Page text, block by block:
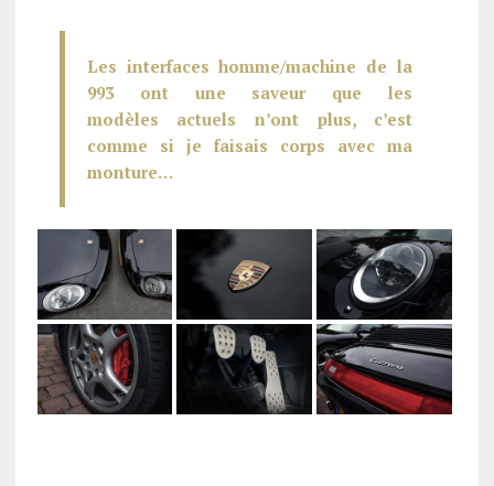
Les interfaces homme/machine de la
993 ont une saveur que les
modèles actuels n’ont plus, c’est
comme si je faisais corps avec ma
monture…